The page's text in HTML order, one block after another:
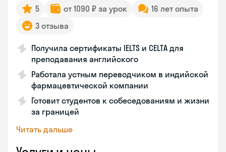
5 от 1090 ₽ за урок
16 лет опыта
3 отзыва
Получила сертификаты IELTS и CELTA для
преподавания английского
Работала устным переводчиком в индийской
фармацевтической компании
Готовит студентов к собеседованиям и жизни
за границей
Читать дальше